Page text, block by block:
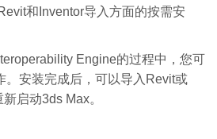
和Inventor导入方面的按需安
Engine的过程中，您可
。安装完成后，可以导入Revit或
启动3ds Max。